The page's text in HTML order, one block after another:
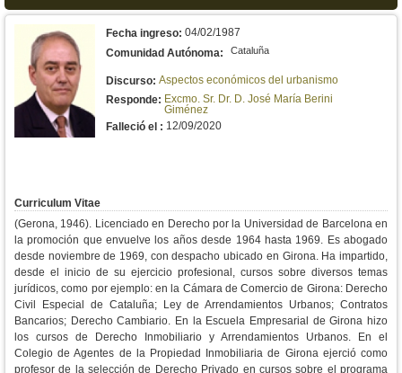
Fecha ingreso: 04/02/1987
Comunidad Autónoma:
Cataluña
Discurso: Aspectos económicos del urbanismo
Responde: Excmo. Sr. Dr. D. José María Berini
Giménez
Falleció el : 12/09/2020
Curriculum Vitae
(Gerona, 1946). Licenciado en Derecho por la Universidad de Barcelona en
la promoción que envuelve los años desde 1964 hasta 1969. Es abogado
desde noviembre de 1969, con despacho ubicado en Girona. Ha impartido,
desde el inicio de su ejercicio profesional, cursos sobre diversos temas
jurídicos, como por ejemplo: en la Cámara de Comercio de Girona: Derecho
Civil Especial de Cataluña; Ley de Arrendamientos Urbanos; Contratos
Bancarios; Derecho Cambiario. En la Escuela Empresarial de Girona hizo
los cursos de Derecho Inmobiliario y Arrendamientos Urbanos. En el
Colegio de Agentes de la Propiedad Inmobiliaria de Girona ejerció como
profesor de la selección de Derecho Privado en cursos sobre el programa